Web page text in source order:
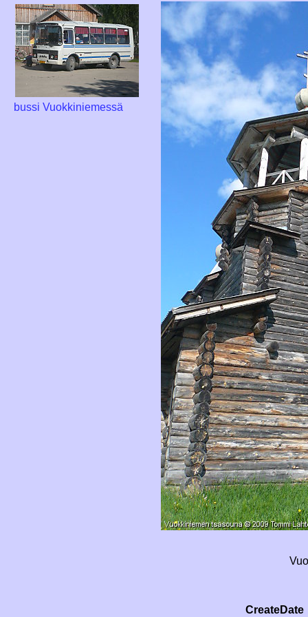
bussi Vuokkiniemessä
CreateDate